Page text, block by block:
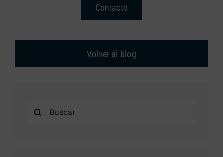
Contacto
Volver al blog
Buscar: